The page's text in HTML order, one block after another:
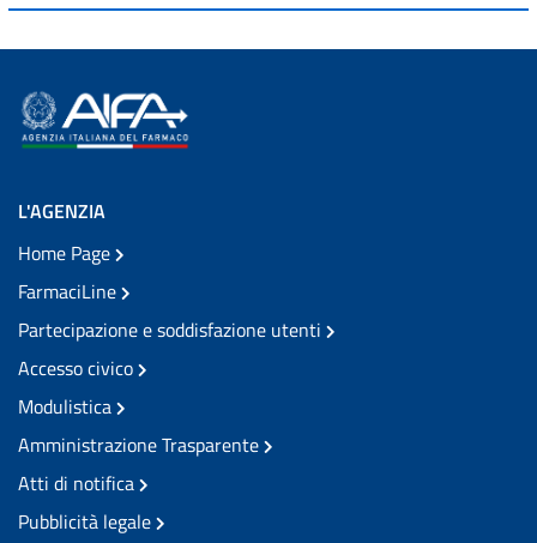
L'AGENZIA
Home Page
FarmaciLine
Partecipazione e soddisfazione utenti
Accesso civico
Modulistica
Amministrazione Trasparente
Atti di notifica
Pubblicità legale